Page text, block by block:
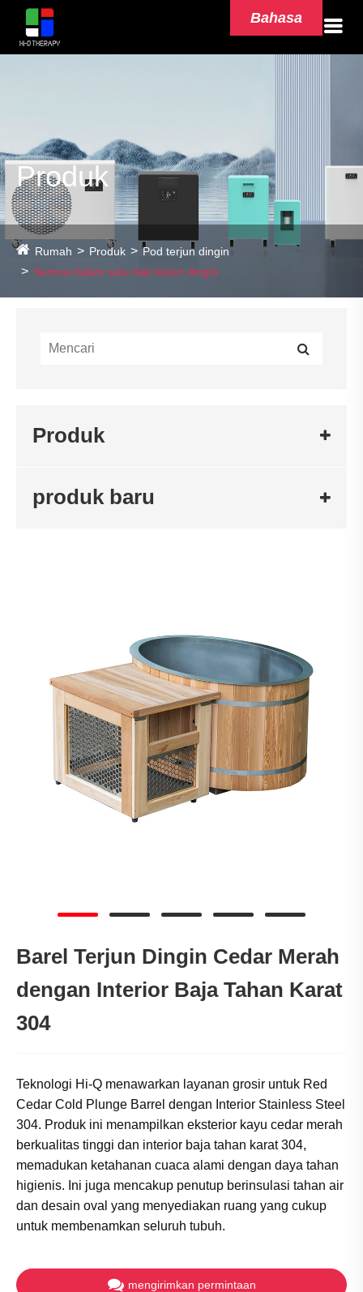
Bahasa
Produk
Rumah Produk
Pod terjun dingin
Semua dalam satu bak terjun dingin
Produk
produk baru
Barel Terjun Dingin Cedar Merah
dengan Interior Baja Tahan Karat
304
Teknologi Hi-Q menawarkan layanan grosir untuk Red
Cedar Cold Plunge Barrel dengan Interior Stainless Steel
304. Produk ini menampilkan eksterior kayu cedar merah
berkualitas tinggi dan interior baja tahan karat 304,
memadukan ketahanan cuaca alami dengan daya tahan
higienis. Ini juga mencakup penutup berinsulasi tahan air
dan desain oval yang menyediakan ruang yang cukup
untuk membenamkan seluruh tubuh.
mengirimkan permintaan